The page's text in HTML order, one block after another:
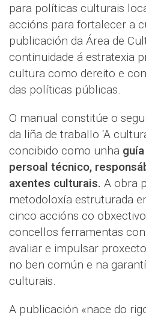
para políticas culturais
accións para fortalecer a
publicación da Área de
continuidade á estratexia
cultura como dereito e
das políticas públicas.
O manual constitúe o
da liña de traballo ‘A
concibido como unha
persoal técnico,
axentes culturais. A obra
metodoloxía estruturada
cinco accións co
concellos ferramentas
avaliar e impulsar
no ben común e na
culturais.
A publicación «nace do